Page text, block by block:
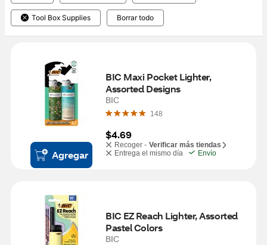
Tool Box Supplies Borrar todo
Agregar
BIC Maxi Pocket Lighter,
Assorted Designs
BIC
148
$4.69
Recoger - Verificar más tiendas
Entrega el mismo día
Envío
BIC EZ Reach Lighter, Assorted
Pastel Colors
BIC